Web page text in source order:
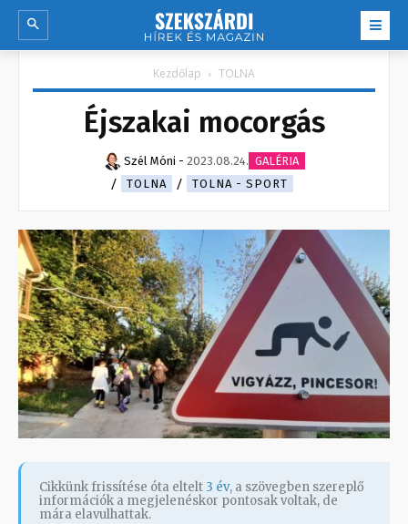
Kezdőlap TOLNA
Éjszakai mocorgás
Szél Móni - 2023.08.24. GALÉRIA
TOLNA
TOLNA - SPORT
Cikkünk frissítése óta eltelt 3 év, a szövegben szereplő
információk a megjelenéskor pontosak voltak, de
mára elavulhattak.